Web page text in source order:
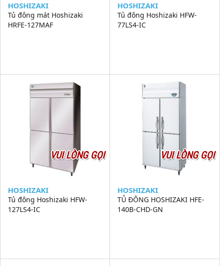
HOSHIZAKI
Tủ đông mát Hoshizaki
HRFE-127MAF
HOSHIZAKI
Tủ đông Hoshizaki HFW-
77LS4-IC
VUI LÒNG GỌI
HOSHIZAKI
Tủ đông Hoshizaki HFW-
127LS4-IC
VUI LÒNG GỌI
HOSHIZAKI
TỦ ĐÔNG HOSHIZAKI HFE-
140B-CHD-GN